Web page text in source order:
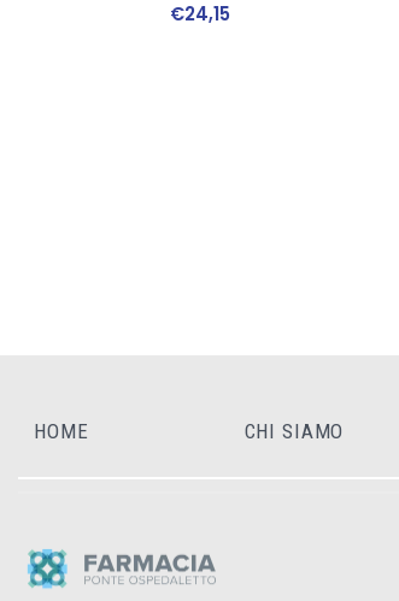
€24,15
HOME CHI SIAMO